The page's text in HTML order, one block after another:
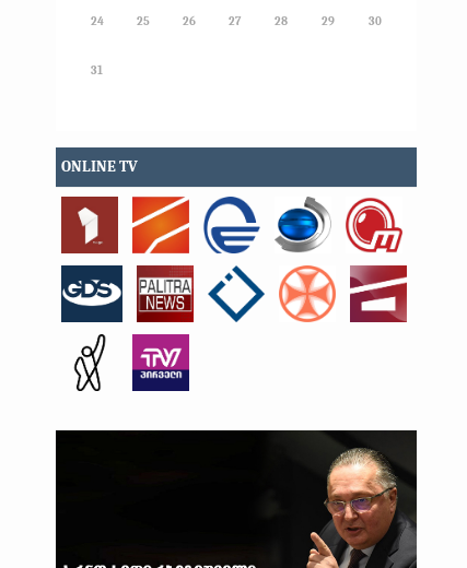
24 25 26 27 28 29 30
31
ONLINE TV